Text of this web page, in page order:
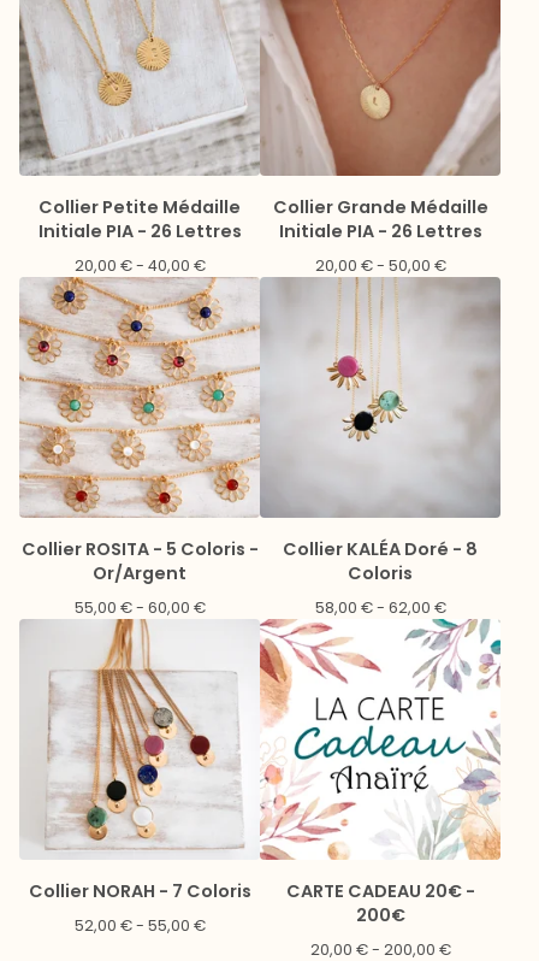
Collier Petite Médaille
Initiale PIA - 26 Lettres
20,00 €- 40,00 €
Collier Grande Médaille
Initiale PIA - 26 Lettres
20,00 €- 50,00 €
Collier ROSITA - 5 Coloris -
Or/Argent
55,00 €- 60,00 €
Collier KALÉA Doré - 8
Coloris
58,00 €- 62,00 €
Collier NORAH - 7 Coloris
52,00 €- 55,00 €
CARTE CADEAU 20€ -
200€
20,00 €- 200,00 €